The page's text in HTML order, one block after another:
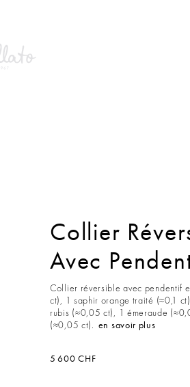
Collier
Avec
Collier réversible avec pendentif
ct), 1 saphir orange traité (≈0,1
rubis (≈0,05 ct), 1 émeraude
(≈0,05 ct). en savoir plus
5 600 CHF